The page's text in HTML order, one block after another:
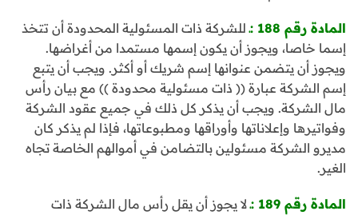
المادة رقم 188 :ـ
للشركة ذات المسئولية المحدودة أن تتخذ
إسما خاصا، ويجوز أن يكون إسمها مستمدا من أغراضها.
ويجوز أن يتضمن عنوانها إسم شريك أو أكثر. ويجب أن يتبع
إسم الشركة عبارة (( ذات مسئولية محدودة )) مع بيان رأس
مال الشركة. ويجب أن يذكر كل ذلك في جميع عقود الشركة
وفواتيرها وإعلاناتها وأوراقها ومطبوعاتها، فإذا لم يذكر كان
مديرو الشركة مسئولين بالتضامن في أموالهم الخاصة تجاه
الغير.
المادة رقم 189 :ـ
لا يجوز أن يقل رأس مال الشركة ذات